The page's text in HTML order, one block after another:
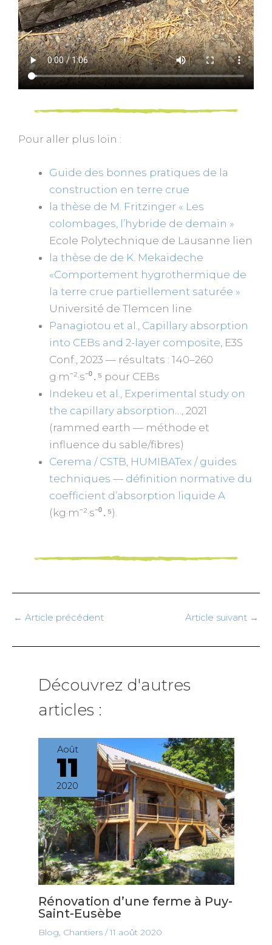
Pour aller plus loin :
Guide des bonnes pratiques de la
construction en terre crue
la thèse de M. Fritzinger « Les
colombages, l’hybride de demain »
Ecole Polytechnique de Lausanne lien
la thèse de de K. Mekaideche
«Comportement hygrothermique de
la terre crue partiellement saturée »
Université de Tlemcen line
Panagiotou et al., Capillary absorption
into CEBs and 2-layer composite, E3S
Conf., 2023 — résultats : 140–260
g·m⁻²·s⁻⁰․⁵ pour CEBs
Indekeu et al., Experimental study on
the capillary absorption…, 2021
(rammed earth — méthode et
influence du sable/fibres)
Cerema / CSTB, HUMIBATex / guides
techniques — définition normative du
coefficient d’absorption liquide A
(kg·m⁻²·s⁻⁰․⁵).
← Article précédent Article suivant →
Découvrez d'autres
articles :
Août
11
2020
Rénovation d’une ferme à Puy-
Saint-Eusèbe
Blog, Chantiers/11 août 2020